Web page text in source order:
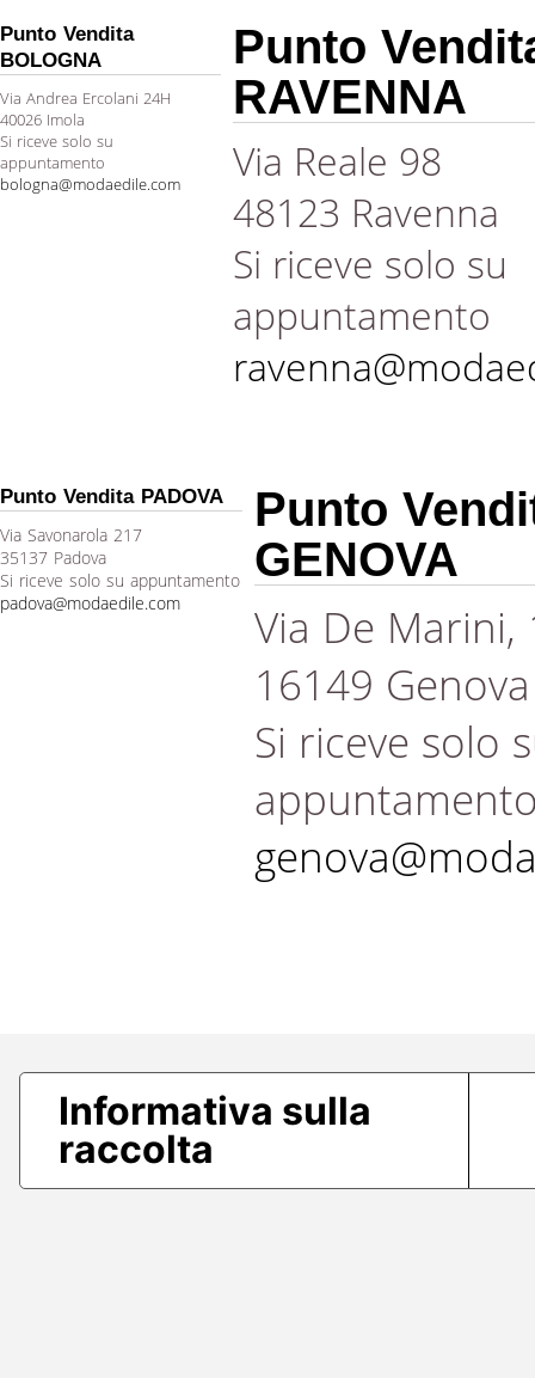
Punto Vendita
BOLOGNA
Via Andrea Ercolani 24H
40026 Imola
Si riceve solo su
appuntamento
bologna@modaedile.com
Punto
RAVENNA
Via Reale 98
48123 Ravenna
Si riceve solo su
appuntamento
Punto Vendita PADOVA
Via Savonarola 217
35137 Padova
Si riceve solo su appuntamento
padova@modaedile.com
Punto
GENOVA
Via De Marini,
16149 Genova
Si riceve solo
Informativa sulla
raccolta